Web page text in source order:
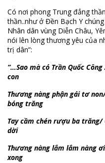
Có nơi phong Trung đẳng
thần..như ở Đền Bạch Y
Nhân dân vùng Diễn Châu,
nói lên lòng thương yêu của
trị dân”:
“…Sao mà có Trần Quốc
con
Thương nàng phận gái tơ
bóng trăng
Tay cầm chén rượu ba trăng/
dời
Thương nàng lắm lắm nàng
xong